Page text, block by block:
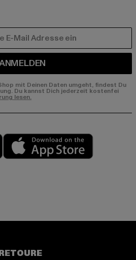
mit Deinen Daten umgeht, findest Du
Du kannst Dich jederzeit kostenfei
lesen.
Play market